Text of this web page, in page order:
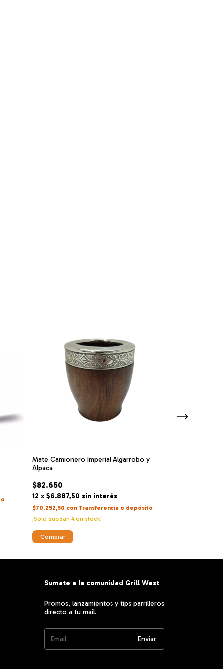
Mate Camionero Imperial Algarrobo y
Alpaca
$82.650
12 x $6.887,50 sin interés
$70.252,50 con Transferencia o depósito
¡Solo quedan 4en stock!
Sumate a la comunidad Grill West
Promos, lanzamientos y tips parrilleros
directo a tu mail.